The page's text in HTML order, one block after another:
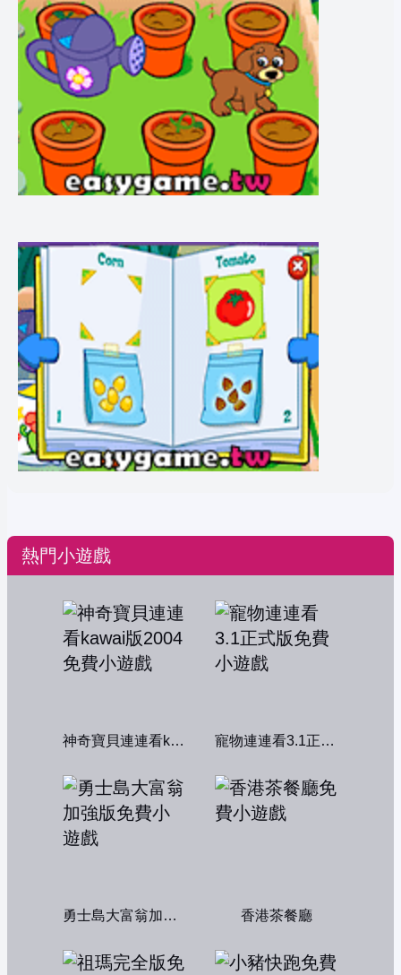
熱門小遊戲
神奇寶貝連連看kawai版2004 寵物連連看3.1正式版
勇士島大富翁加強版 香港茶餐廳